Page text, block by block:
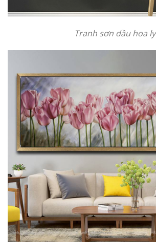
Tranh sơn dầu hoa ly